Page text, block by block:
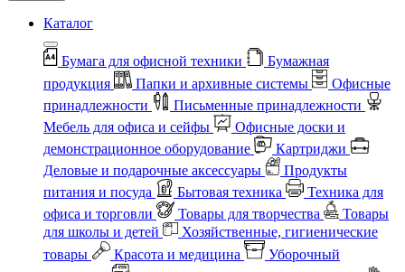
Каталог
Бумага для офисной техники
Бумажная
продукция
Папки и архивные системы
Офисные
принадлежности
Письменные принадлежности
Мебель для офиса и сейфы
Офисные доски и
демонстрационное оборудование
Картриджи
Деловые и подарочные аксессуары
Продукты
питания и посуда
Бытовая техника
Техника для
офиса и торговли
Товары для творчества
Товары
для школы и детей
Хозяйственные, гигиенические
товары
Красота и медицина
Уборочный